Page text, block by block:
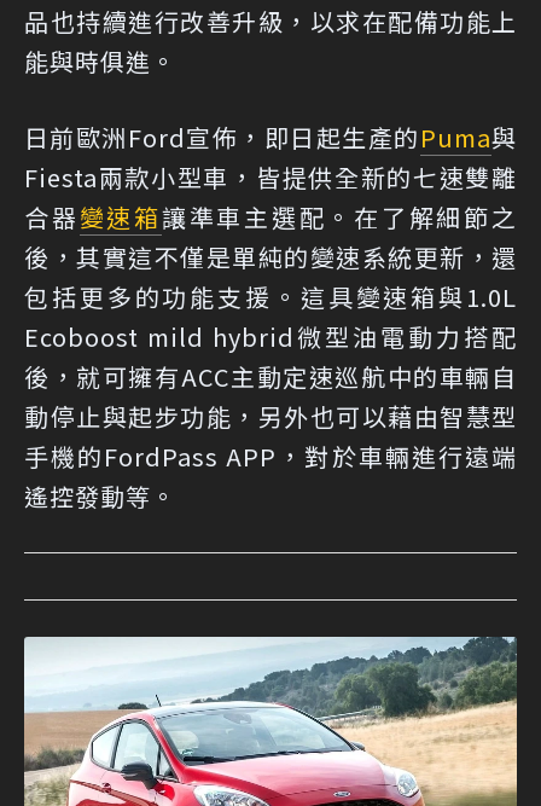
品也持續進行改善升級，以求在配備功能上
能與時俱進。
日前歐洲Ford宣佈，即日起生產的Puma與
Fiesta兩款小型車，皆提供全新的七速雙離
合器變速箱讓準車主選配。在了解細節之
後，其實這不僅是單純的變速系統更新，還
包括更多的功能支援。這具變速箱與1.0L
Ecoboost mild hybrid微型油電動力搭配
後，就可擁有ACC主動定速巡航中的車輛自
動停止與起步功能，另外也可以藉由智慧型
手機的FordPass APP，對於車輛進行遠端
遙控發動等。